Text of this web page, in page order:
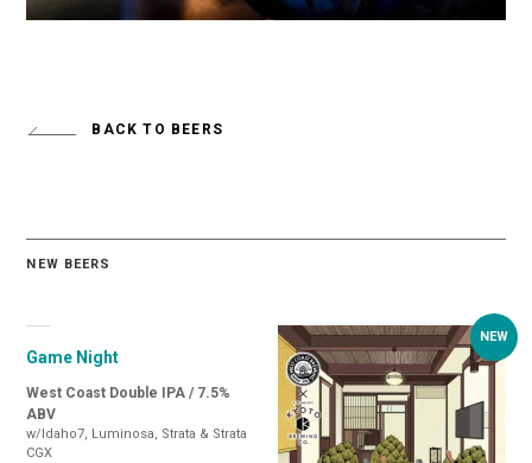
BACK TO BEERS
NEW BEERS
Game Night
West Coast Double IPA / 7.5%
ABV
w/Idaho7, Luminosa, Strata & Strata
CGX